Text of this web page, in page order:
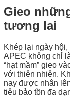
Gieo
tương lai
Khép lại ngày
APEC không chỉ
“hạt mầm” gieo
với thiên nhiên.
nay được nhân
tiêu bảo tồn đa